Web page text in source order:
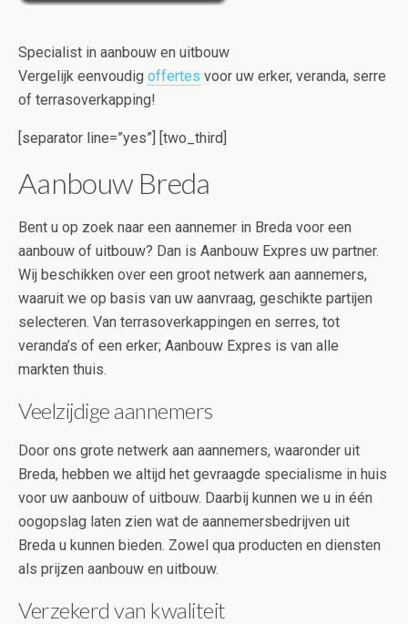
Specialist in aanbouw en uitbouw
Vergelijk eenvoudig offertes voor uw erker, veranda, serre
of terrasoverkapping!
[separator line=”yes”] [two_third]
Aanbouw Breda
Bent u op zoek naar een aannemer in Breda voor een
aanbouw of uitbouw? Dan is Aanbouw Expres uw partner.
Wij beschikken over een groot netwerk aan aannemers,
waaruit we op basis van uw aanvraag, geschikte partijen
selecteren. Van terrasoverkappingen en serres, tot
veranda’s of een erker; Aanbouw Expres is van alle
markten thuis.
Veelzijdige aannemers
Door ons grote netwerk aan aannemers, waaronder uit
Breda, hebben we altijd het gevraagde specialisme in huis
voor uw aanbouw of uitbouw. Daarbij kunnen we u in één
oogopslag laten zien wat de aannemersbedrijven uit
Breda u kunnen bieden. Zowel qua producten en diensten
als prijzen aanbouw en uitbouw.
Verzekerd van kwaliteit